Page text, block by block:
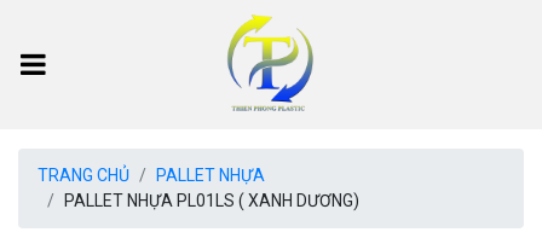
TRANG CHỦ
PALLET NHỰA
PALLET NHỰA PL01LS ( XANH DƯƠNG)